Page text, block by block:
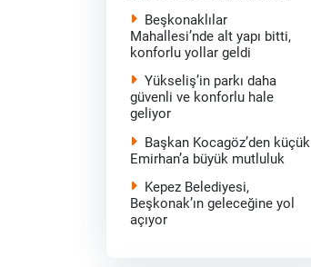
Beşkonaklılar
Mahallesi’nde alt yapı bitti,
konforlu yollar geldi
Yükseliş’in parkı daha
güvenli ve konforlu hale
geliyor
Başkan Kocagöz’den küçük
Emirhan’a büyük mutluluk
Kepez Belediyesi,
Beşkonak’ın geleceğine yol
açıyor